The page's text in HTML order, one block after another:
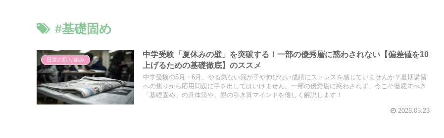
#基礎固め
日常の取り組み
中学受験「夏休みの壁」を突破する！一部の優秀層に惑わされない【偏差値を10
上げるための基礎徹底】のススメ
中学受験の5月・6月、やる気ない我が子や伸びない成績にストレスを感じていませんか？夏期講習
への焦りから応用問題に手を出してはいけません。一部の優秀層に惑わされず、今こそ徹底すべき
「基礎固め」の具体策や、親の引き算マインドを優しく解説します！
2026.05.23